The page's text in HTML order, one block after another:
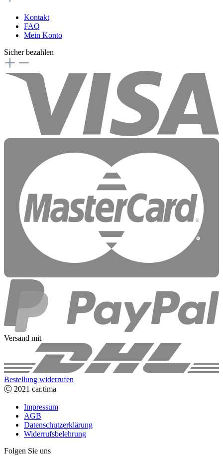
Kontakt
FAQ
Mein Konto
Sicher bezahlen
Versand mit
Bestellung widerrufen
Ⓒ 2021 car.tima
Impressum
AGB
Datenschutzerklärung
Widerrufsbelehrung
Folgen Sie uns